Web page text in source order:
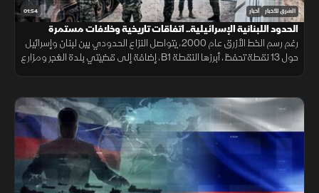
01:54 الشرق للأخبار أخبار
الحدود اللبنانية الإسرائيلية.. اتفاقات تاريخية وخلافات مستمرة
رغم رسم الخط الأزرق عام 2000، يتواصل النزاع الحدودي بين لبنان وإسرائيل
حول 13 نقطة تحفظ، أبرزها النقطة B1، إضافة إلى قضيتي بلدة الغجر ومزارع